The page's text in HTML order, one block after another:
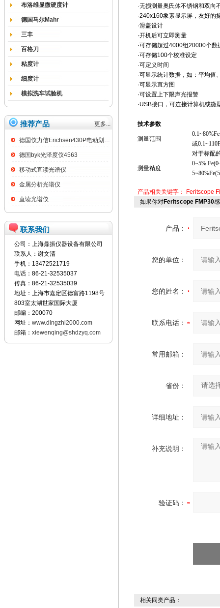
布洛维显微硬度计
德国马尔Mahr
三丰
百格刀
粘度计
细度计
模拟洗车试验机
推荐产品 更多...
德国仪力信Erichsen430P电动划格试验仪
德国byk光泽度仪4563
移动式直读光谱仪
金属分析光谱仪
直读光谱仪
联系我们
公司：上海鼎振仪器设备有限公司
联系人：谢文清
手机：13472521719
电话：86-21-32535037
传真：86-21-32535039
地址：上海市嘉定区德富路1198号
803室太湖世家国际大厦
邮编：200070
网址： www.dingzhi2000.com
邮箱： xiewenqing@shdzyq.com
·无损测量奥氏体不锈钢和双
·240x160象素显示屏，友好的
·滑盖设计
·开机后可立即测量
·可存储超过4000组20000个数
·可存储100个校准设定
·可定义时间
·可显示统计数据，如：平均
·可显示直方图
·可设置上下限声光报警
·USB接口，可连接计算机或微
技术参数
测量范围
0.1~80%Fe
或
测量精度
对于标配
0~5%
产品相关关键字：
Feritscope
如果你对Feritscope FMP30
产品：
您的单位：
您的姓名：
联系电话：
常用邮箱：
省份：
详细地址：
补充说明：
验证码：
相关同类产品：